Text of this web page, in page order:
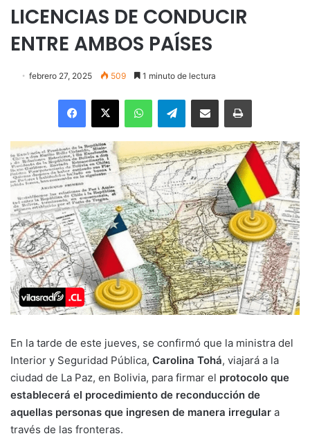
LICENCIAS DE CONDUCIR
ENTRE AMBOS PAÍSES
febrero 27, 2025 509 1 minuto de lectura
Facebook
X WhatsAppTelegramEnviar vía email Imprimir
En la tarde de este jueves, se confirmó que la ministra del
Interior y Seguridad Pública, Carolina Tohá, viajará a la
ciudad de La Paz, en Bolivia, para firmar el protocolo que
establecerá el procedimiento de reconducción de
aquellas personas que ingresen de manera irregular a
través de las fronteras.